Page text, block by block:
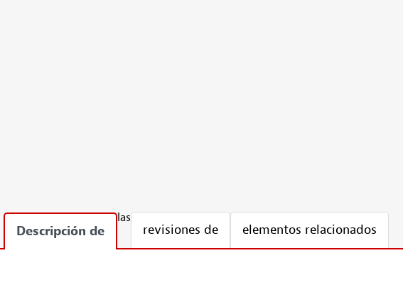
Descripción de
las
revisiones de elementos relacionados